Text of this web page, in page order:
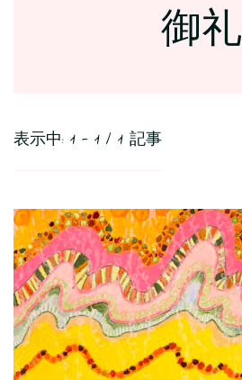
御礼
表示中: 1 - 1 / 1 記事